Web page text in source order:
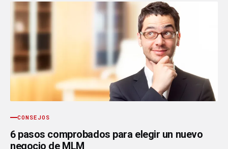
CONSEJOS
6 pasos comprobados para elegir un nuevo
negocio de MLM